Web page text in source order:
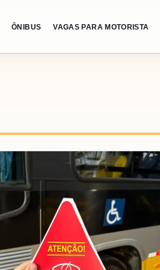
ÔNIBUS VAGAS PARA MOTORISTA